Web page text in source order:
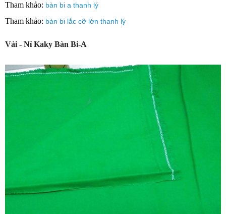
Tham khảo: bàn bi a thanh lý
Tham khảo: bàn bi lắc cỡ lớn thanh lý
Vải - Nỉ Kaky Bàn Bi-A